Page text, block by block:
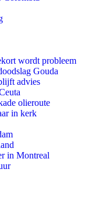
wordt probleem
Gouda
advies
olieroute
in kerk
in Montreal